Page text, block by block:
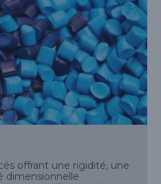
offrant une rigidité, une
dimensionnelle